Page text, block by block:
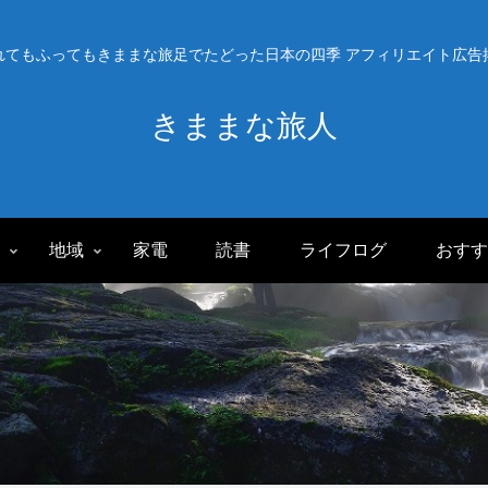
てもふってもきままな旅足でたどった日本の四季 アフィリエイト広告
きままな旅人
地域 家電 読書 ライフログ おす